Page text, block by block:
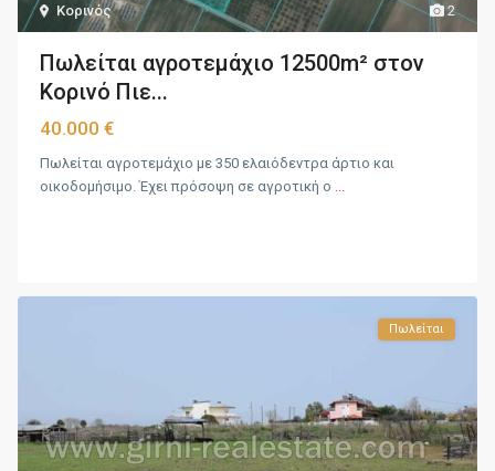
2
Κορινός
Πωλείται αγροτεμάχιο 12500m² στoν
Κορινό Πιε...
40.000 €
Πωλείται αγροτεμάχιο με 350 ελαιόδεντρα άρτιο και
οικοδομήσιμο. Έχει πρόσοψη σε αγροτική ο
Πωλείται